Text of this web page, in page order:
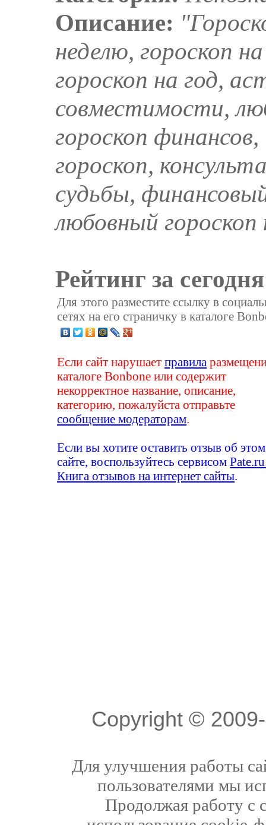
Описание:
неделю, гороскоп
гороскоп на год,
совместимости,
гороскоп
гороскоп,
судьбы,
любовный гороскоп
Рейтинг за
Для этого разместите ссылку в
сетях на его страничку в каталоге
Если сайт нарушаетправила
каталоге Bonbone или содержит
некорректное название, описание,
категорию, пожалуйста отправьте
сообщение модераторам
Если вы хотите оставить отзыв об этом
сайте, воспользуйтесь сервисом
Книга отзывов на интернет сайты
Copyright ©
Для улучшения работы
пользователями мы
Продолжая работу с